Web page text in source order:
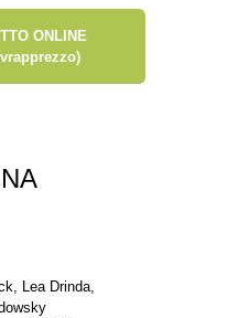
ONLINE
Lea Drinda,